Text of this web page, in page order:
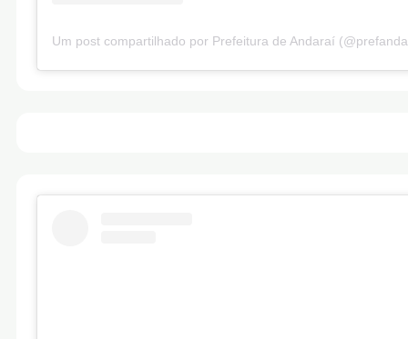
Um post compartilhado por Prefeitura de Andaraí